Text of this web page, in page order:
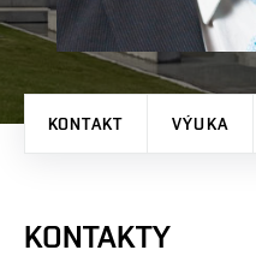
KONTAKT VÝUKA
KONTAKTY